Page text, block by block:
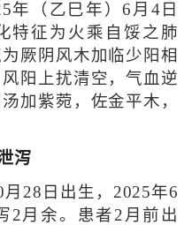
年（乙巳年）6月4日
特征为火乘自馁之肺
厥阴风木加临少阳相
阳上扰清空，气血逆
加紫菀，佐金平木，
泻
28日出生，2025年6
2月余。患者2月前出